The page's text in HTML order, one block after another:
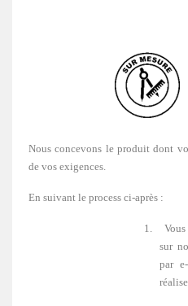
Nous concevons le produit dont
de vos exigences.
En suivant le process ci-après :
1.
sur
par